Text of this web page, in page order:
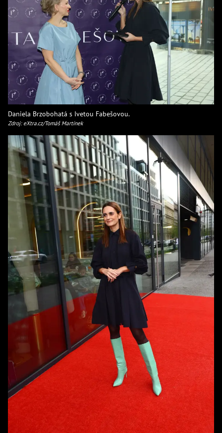
Daniela Brzobohatá s Ivetou Fabešovou.
Zdroj: eXtra.cz/Tomáš Martínek